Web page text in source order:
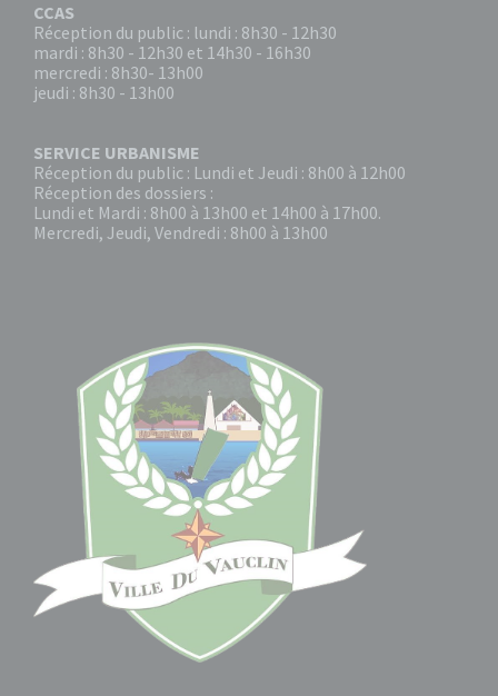
CCAS
Réception du public : lundi : 8h30 - 12h30
mardi : 8h30 - 12h30 et 14h30 - 16h30
mercredi : 8h30- 13h00
jeudi : 8h30 - 13h00
SERVICE URBANISME
Réception du public : Lundi et Jeudi : 8h00 à 12h00
Réception des dossiers :
Lundi et Mardi : 8h00 à 13h00 et 14h00 à 17h00.
Mercredi, Jeudi, Vendredi : 8h00 à 13h00